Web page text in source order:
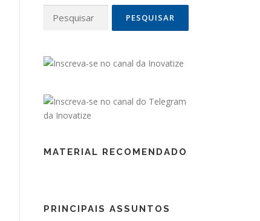
por:
MATERIAL RECOMENDADO
PRINCIPAIS ASSUNTOS